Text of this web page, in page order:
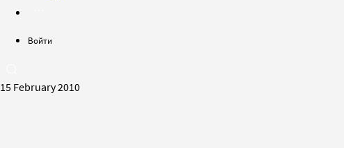
Войти
15 February 2010